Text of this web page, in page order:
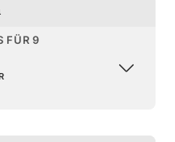
FÜR 9